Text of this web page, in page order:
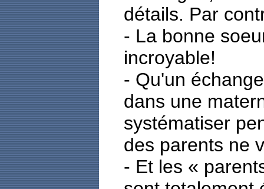
détails. Par
- La bonne
incroyable!
- Qu'un
dans une
systématiser
des parents ne
- Et les «